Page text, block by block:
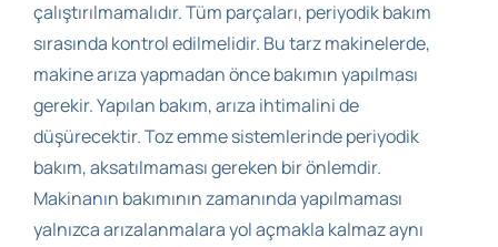
çalıştırılmamalıdır. Tüm parçaları, periyodik bakım
sırasında kontrol edilmelidir. Bu tarz makinelerde,
makine arıza yapmadan önce bakımın yapılması
gerekir. Yapılan bakım, arıza ihtimalini de
düşürecektir. Toz emme sistemlerinde periyodik
bakım, aksatılmaması gereken bir önlemdir.
Makinanın bakımının zamanında yapılmaması
yalnızca arızalanmalara yol açmakla kalmaz aynı